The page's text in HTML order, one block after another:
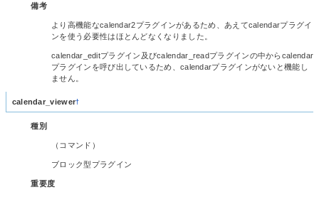
備考
より高機能なcalendar2プラグインがあるため、あえてcalendarプラグイ
ンを使う必要性はほとんどなくなりました。
calendar_editプラグイン及びcalendar_readプラグインの中からcalendar
プラグインを呼び出しているため、calendarプラグインがないと機能し
ません。
calendar_viewer†
種別
（コマンド）
ブロック型プラグイン
重要度